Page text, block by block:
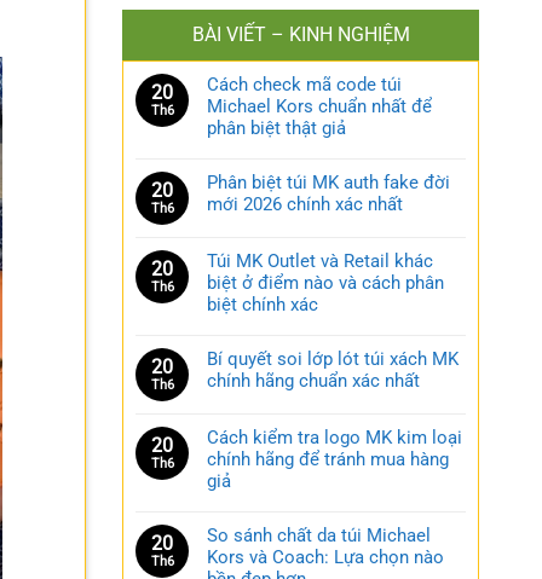
BÀI VIẾT – KINH NGHIỆM
20
Th6
Cách check mã code túi
Michael Kors chuẩn nhất để
phân biệt thật giả
20
Th6
Phân biệt túi MK auth fake đời
mới 2026 chính xác nhất
20
Th6
Túi MK Outlet và Retail khác
biệt ở điểm nào và cách phân
biệt chính xác
20
Th6
Bí quyết soi lớp lót túi xách MK
chính hãng chuẩn xác nhất
20
Th6
Cách kiểm tra logo MK kim loại
chính hãng để tránh mua hàng
giả
20
Th6
So sánh chất da túi Michael
Kors và Coach: Lựa chọn nào